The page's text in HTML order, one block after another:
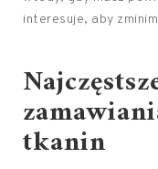
interesuje, aby
tkanin